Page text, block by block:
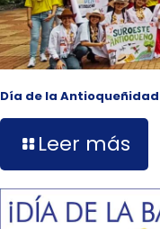
Día de la
Leer más